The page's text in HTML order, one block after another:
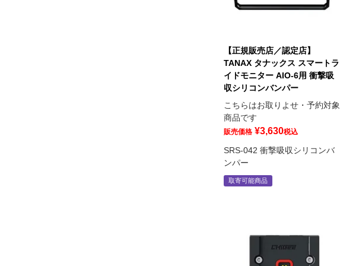
【正規販売店／認定店】
TANAX タナックス スマートラ
イドモニター AIO-6用 衝撃吸
収シリコンバンパー
こちらはお取りよせ・予約対象
商品です
販売価格 ¥3,630税込
SRS-042 衝撃吸収シリコンバ
ンパー
取寄可能商品